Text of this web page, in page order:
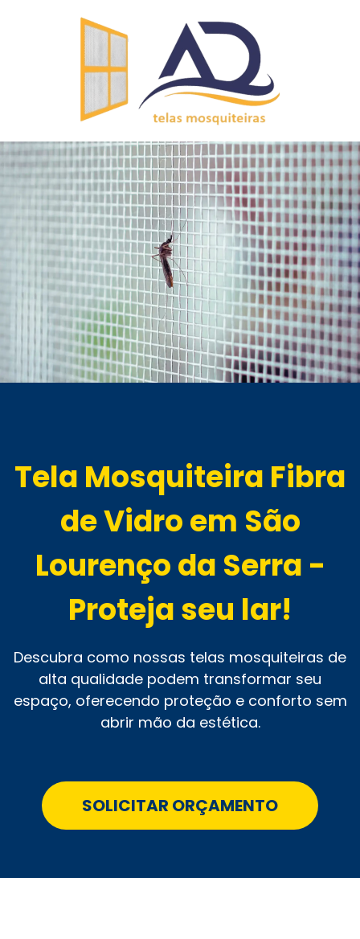
Tela Mosquiteira Fibra
de Vidro em São
Lourenço da Serra -
Proteja seu lar!
Descubra como nossas telas mosquiteiras de
alta qualidade podem transformar seu
espaço, oferecendo proteção e conforto sem
abrir mão da estética.
SOLICITAR ORÇAMENTO